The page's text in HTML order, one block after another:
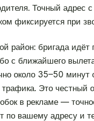
Точный адрес с
фиксируется при
район: бригада идёт
с ближайшего
около 35–50 минут
Это честный
в рекламе —
по вашему адресу и